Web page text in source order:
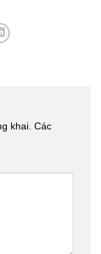
khai. Các